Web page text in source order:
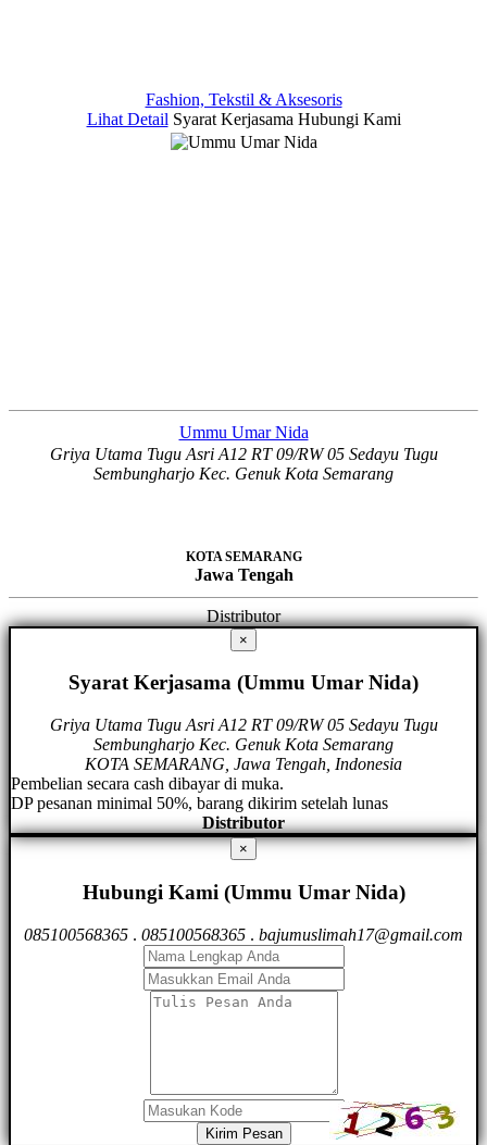
Fashion, Tekstil & Aksesoris
Lihat Detail Syarat Kerjasama Hubungi Kami
Ummu Umar Nida
Griya Utama Tugu Asri A12 RT 09/RW 05 Sedayu Tugu
Sembungharjo Kec. Genuk Kota Semarang
KOTA SEMARANG
Jawa Tengah
Distributor
×
Syarat Kerjasama (Ummu Umar Nida)
Griya Utama Tugu Asri A12 RT 09/RW 05 Sedayu Tugu
Sembungharjo Kec. Genuk Kota Semarang
KOTA SEMARANG, Jawa Tengah, Indonesia
Pembelian secara cash dibayar di muka.
DP pesanan minimal 50%, barang dikirim setelah lunas
Distributor
×
Hubungi Kami (Ummu Umar Nida)
085100568365 . 085100568365 . bajumuslimah17@gmail.com
Kirim Pesan